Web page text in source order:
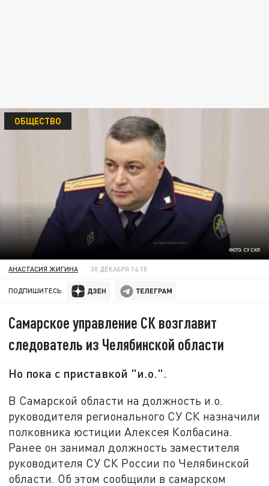
ФОТО: СУ СКР.
ОБЩЕСТВО
АНАСТАСИЯ ЖИГИНА 30 ДЕКАБРЯ 14:10
ПОДПИШИТЕСЬ:
Самарское управление СК возглавит
следователь из Челябинской области
Но пока с приставкой "и.о.".
В Самарской области на должность и.о.
руководителя регионального СУ СК назначили
полковника юстиции Алексея Колбасина.
Ранее он занимал должность заместителя
руководителя СУ СК России по Челябинской
области. Об этом сообщили в самарском